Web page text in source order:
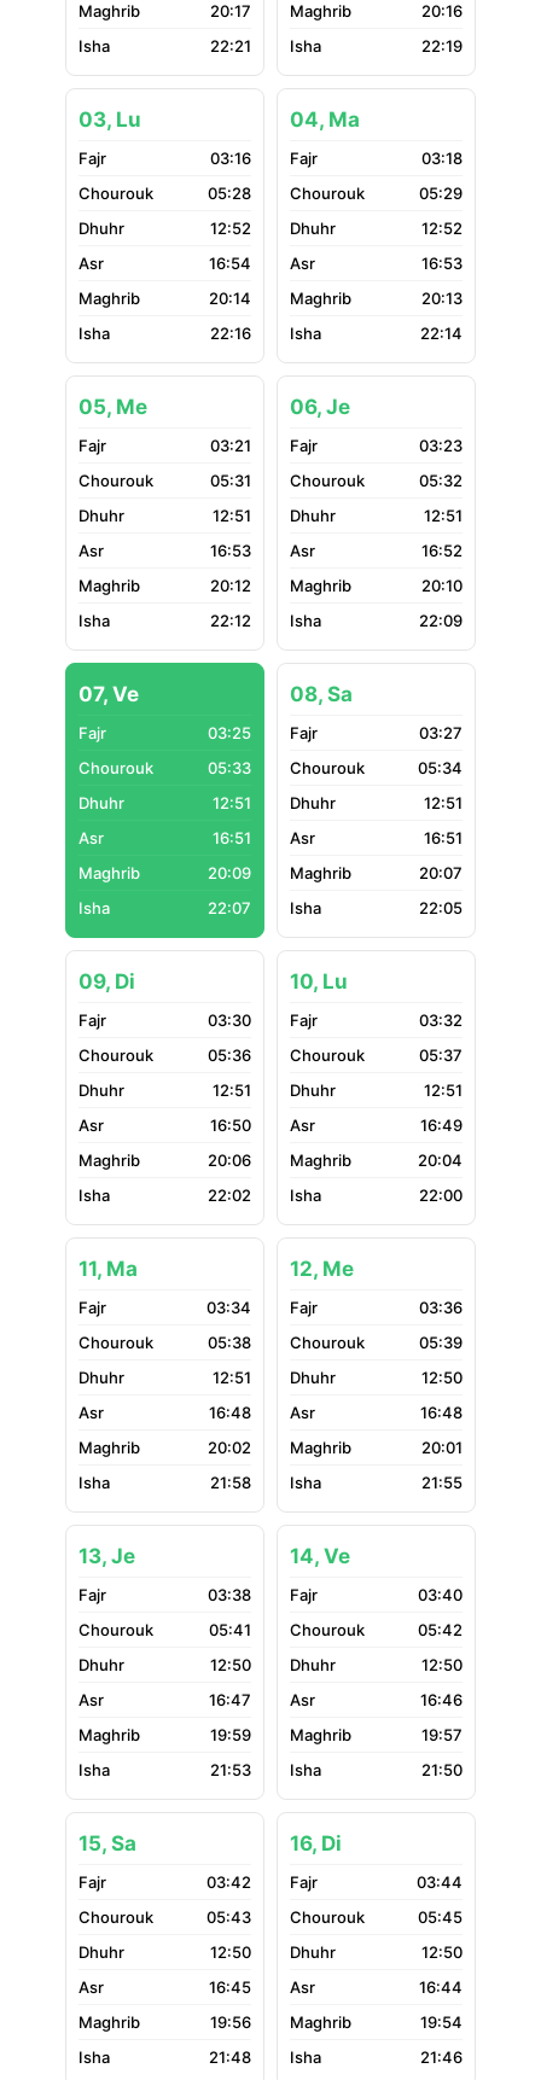
20:17
22:21
20:16
22:19
03, Lu
03:16
05:28
12:52
16:54
20:14
22:16
04, Ma
03:18
05:29
12:52
16:53
20:13
22:14
05, Me
03:21
05:31
12:51
16:53
20:12
22:12
06, Je
03:23
05:32
12:51
16:52
20:10
22:09
07, Ve
03:25
05:33
12:51
16:51
20:09
22:07
08, Sa
03:27
05:34
12:51
16:51
20:07
22:05
09, Di
03:30
05:36
12:51
16:50
20:06
22:02
10, Lu
03:32
05:37
12:51
16:49
20:04
22:00
11, Ma
03:34
05:38
12:51
16:48
20:02
21:58
12, Me
03:36
05:39
12:50
16:48
20:01
21:55
13, Je
03:38
05:41
12:50
16:47
19:59
21:53
14, Ve
03:40
05:42
12:50
16:46
19:57
21:50
15, Sa
03:42
05:43
12:50
16:45
19:56
21:48
16, Di
03:44
05:45
12:50
16:44
19:54
21:46